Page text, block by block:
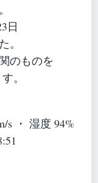
日
。
のものを
。
s ・ 湿度 94%